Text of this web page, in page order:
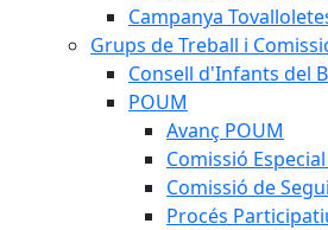
Campanya
Grups de Treball i
Consell d'Infants del
POUM
Avanç POUM
Comissió
Comissió de
Procés